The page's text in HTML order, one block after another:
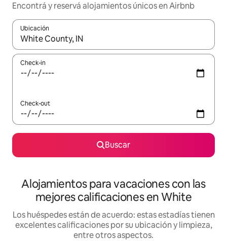
Encontrá y reservá alojamientos únicos en Airbnb
Ubicación
Cuando los resultados estén disponibles, navegá con las
Check-in
Check-out
Buscar
Alojamientos para vacaciones con las
mejores calificaciones en White
Los huéspedes están de acuerdo: estas estadías tienen
excelentes calificaciones por su ubicación y limpieza,
entre otros aspectos.